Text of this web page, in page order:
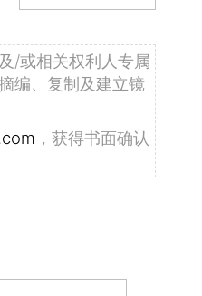
/或相关权利人专属
编、复制及建立镜
，获得书面确认